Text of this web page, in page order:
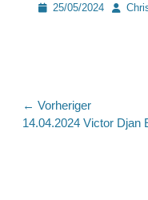
Posted25/05/2024 Autor
← Vorheriger
Vorheriger
14.04.2024 Victor Djan